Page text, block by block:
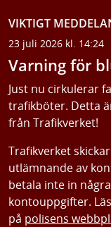
VIKTIGT
23 juli 2026 kl. 14:24
Varning för
Just nu cirkulerar
trafikböter. Detta
från Trafikverket!
Trafikverket
utlämnande av
betala inte in
kontouppgifter.
på polisens